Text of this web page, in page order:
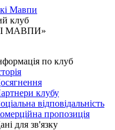
клуб
МАВПИ»
по клуб
клубу
відповідальність
пропозиція
для зв'язку